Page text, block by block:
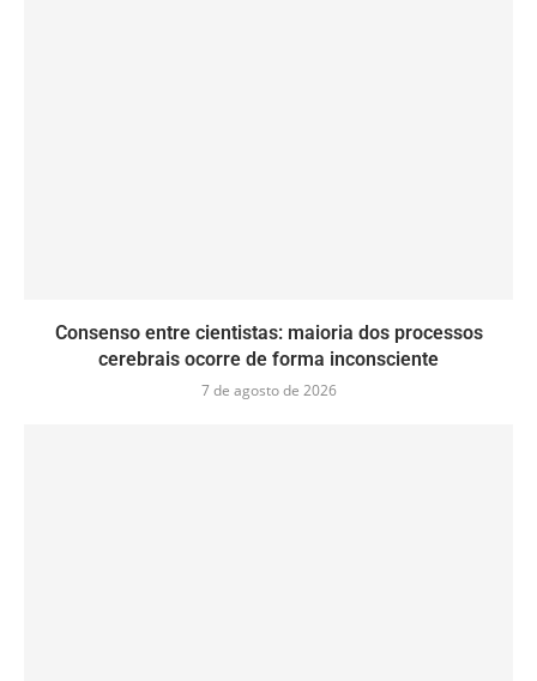
Consenso entre cientistas: maioria dos processos
cerebrais ocorre de forma inconsciente
7 de agosto de 2026